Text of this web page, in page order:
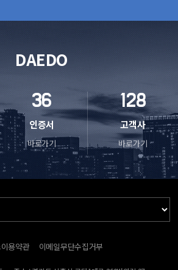
DAEDO
36
인증서
바로가기
128
고객사
바로가기
용약관 이메일무단수집거부